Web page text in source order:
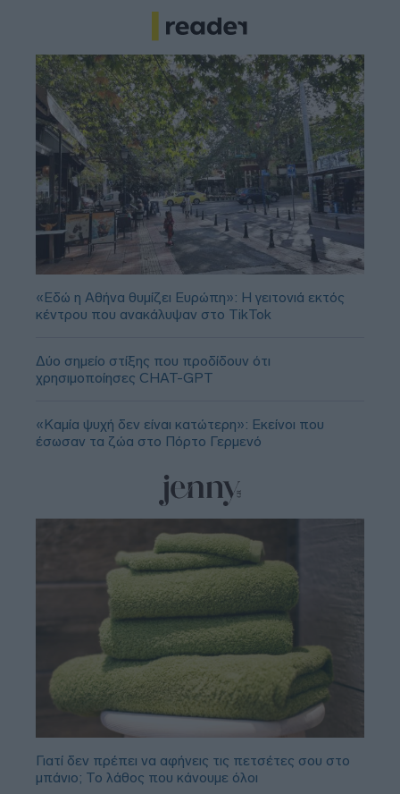
«Εδώ η Αθήνα θυμίζει Ευρώπη»: H γειτονιά εκτός
κέντρου που ανακάλυψαν στο TikTok
Δύο σημείο στίξης που προδίδουν ότι
χρησιμοποίησες CHAT-GPT
«Καμία ψυχή δεν είναι κατώτερη»: Εκείνοι που
έσωσαν τα ζώα στο Πόρτο Γερμενό
Γιατί δεν πρέπει να αφήνεις τις πετσέτες σου στο
μπάνιο; Το λάθος που κάνουμε όλοι